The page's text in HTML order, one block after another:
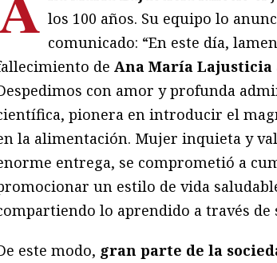
los 100 años. Su equipo lo
comunicado: “En este día,
de Ana María Lajusticia
con amor y profunda
pionera en introducir el
la alimentación. Mujer inquieta y
entrega, se comprometió a
un estilo de vida
lo aprendido a través de
este modo, gran parte de la